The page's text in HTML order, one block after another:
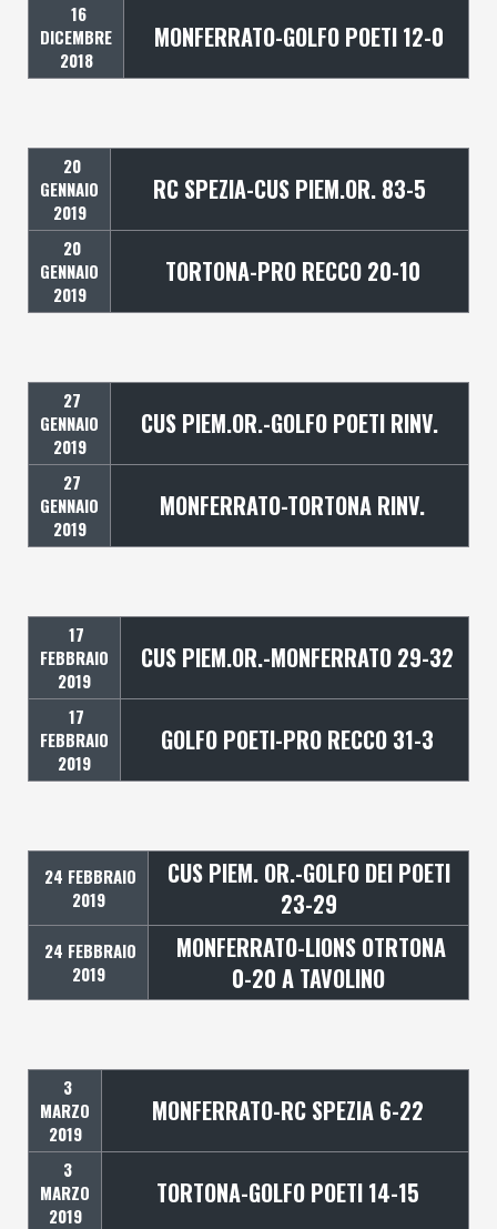
16
DICEMBRE
2018
MONFERRATO-GOLFO POETI 12-0
20
GENNAIO
2019
RC SPEZIA-CUS PIEM.OR. 83-5
20
GENNAIO
2019
TORTONA-PRO RECCO 20-10
27
GENNAIO
2019
CUS PIEM.OR.-GOLFO POETI RINV.
27
GENNAIO
2019
MONFERRATO-TORTONA RINV.
17
FEBBRAIO
2019
CUS PIEM.OR.-MONFERRATO 29-32
17
FEBBRAIO
2019
GOLFO POETI-PRO RECCO 31-3
24 FEBBRAIO
2019
CUS PIEM. OR.-GOLFO DEI POETI
23-29
24 FEBBRAIO
2019
MONFERRATO-LIONS OTRTONA
0-20 A TAVOLINO
3
MARZO
2019
MONFERRATO-RC SPEZIA 6-22
3
MARZO
2019
TORTONA-GOLFO POETI 14-15